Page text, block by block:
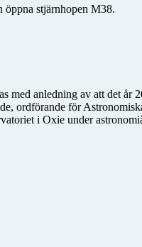
stjärnhopen M38.
med anledning av att det år
ordförande för
i Oxie under